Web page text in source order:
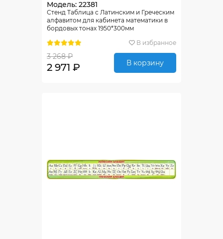
Модель: 22381
Стенд Таблица с Латинским и Греческим
алфавитом для кабинета математики в
бордовых тонах 1950*300мм
В избранное
3 268 ₽
2 971 ₽ В корзину